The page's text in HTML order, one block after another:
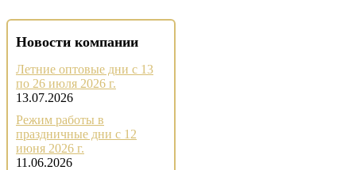
Новости компании
Летние оптовые дни с 13
по 26 июля 2026 г.
13.07.2026
Режим работы в
праздничные дни с 12
июня 2026 г.
11.06.2026